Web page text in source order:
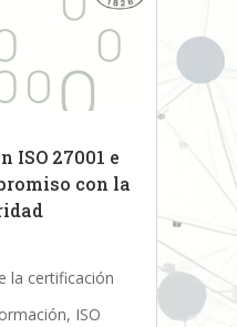
ISO 27001 e
con la
la certificación
ISO